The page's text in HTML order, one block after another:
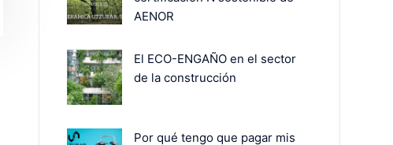
AENOR
El ECO-ENGAÑO en el sector
de la construcción
Por qué tengo que pagar mis